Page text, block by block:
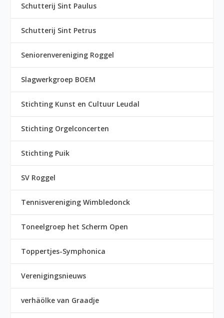
Schutterij Sint Paulus
Schutterij Sint Petrus
Seniorenvereniging Roggel
Slagwerkgroep BOEM
Stichting Kunst en Cultuur Leudal
Stichting Orgelconcerten
Stichting Puik
SV Roggel
Tennisvereniging Wimbledonck
Toneelgroep het Scherm Open
Toppertjes-Symphonica
Verenigingsnieuws
verhäölke van Graadje